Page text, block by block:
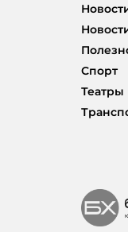
Спорт
Театры